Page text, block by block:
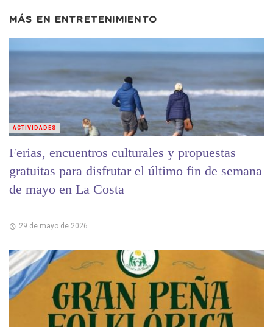
MÁS EN ENTRETENIMIENTO
Ferias, encuentros culturales y propuestas
gratuitas para disfrutar el último fin de semana
de mayo en La Costa
29 de mayo de 2026
ACTIVIDADES